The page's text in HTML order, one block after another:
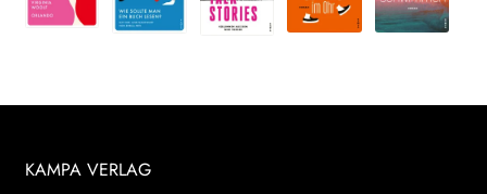
KAMPA VERLAG